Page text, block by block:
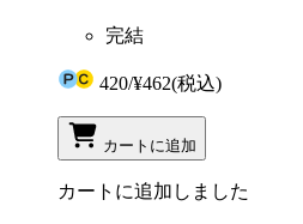
完結
420/¥462(税込)
カートに追加
カートに追加しました